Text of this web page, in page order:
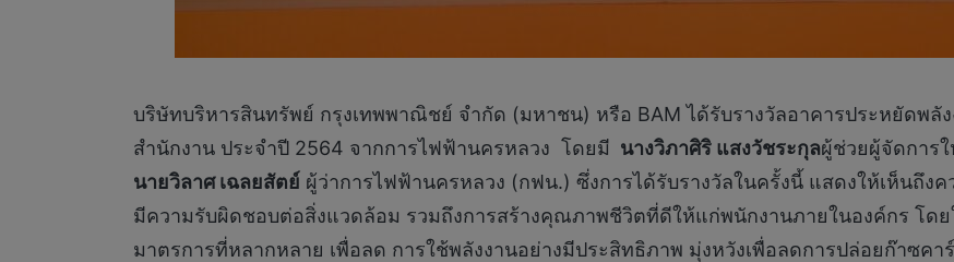
บริษัทบริหารสินทรัพย์ กรุงเทพพาณิชย์ จำกัด (มหาชน) หรือ BAM ได้รับรางวัลอาคารประหยัดพลัง
สำนักงาน ประจำปี 2564 จากการไฟฟ้านครหลวง โดยมี นางวิภาศิริ แสงวัชระกุลผู้ช่วยผู้จัดการ
นายวิลาศ เฉลยสัตย์ ผู้ว่าการไฟฟ้านครหลวง (กฟน.) ซึ่งการได้รับรางวัลในครั้งนี้ แสดงให้เห็นถึงค
มีความรับผิดชอบต่อสิ่งแวดล้อม รวมถึงการสร้างคุณภาพชีวิตที่ดีให้แก่พนักงานภายในองค์กร โด
มาตรการที่หลากหลาย เพื่อลด การใช้พลังงานอย่างมีประสิทธิภาพ มุ่งหวังเพื่อลดการปล่อยก๊าซค